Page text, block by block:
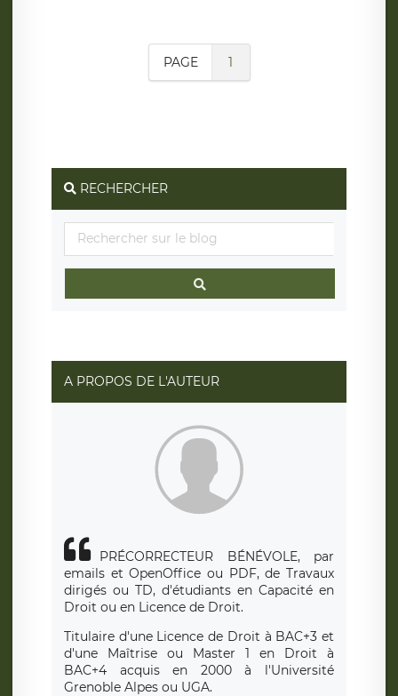
PAGE 1
RECHERCHER
A PROPOS DE L'AUTEUR
PRÉCORRECTEUR BÉNÉVOLE, par
emails et OpenOffice ou PDF, de Travaux
dirigés ou TD, d'étudiants en Capacité en
Droit ou en Licence de Droit.
Titulaire d'une Licence de Droit à BAC+3 et
d'une Maîtrise ou Master 1 en Droit à
BAC+4 acquis en 2000 à l'Université
Grenoble Alpes ou UGA.